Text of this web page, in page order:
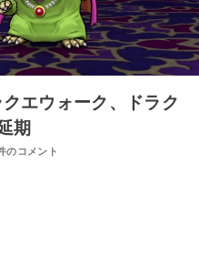
クエウォーク、ドラク
期
のコメント